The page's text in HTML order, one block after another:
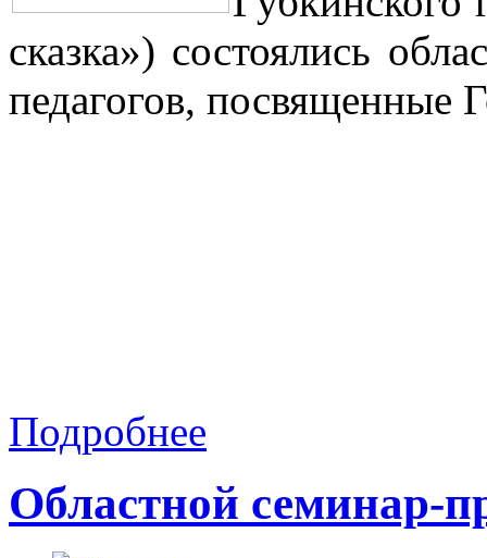
сказка») состоялись
педагогов, посвященные
Подробнее
Областной семинар-